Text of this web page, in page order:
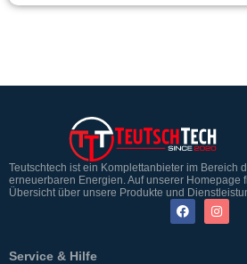
Teutschtech ist ein Komplettanbieter im Bereich
erneuerbaren Energien. Auf unserer Homepage
Übersicht über unsere Produkte und
Service & Hilfe